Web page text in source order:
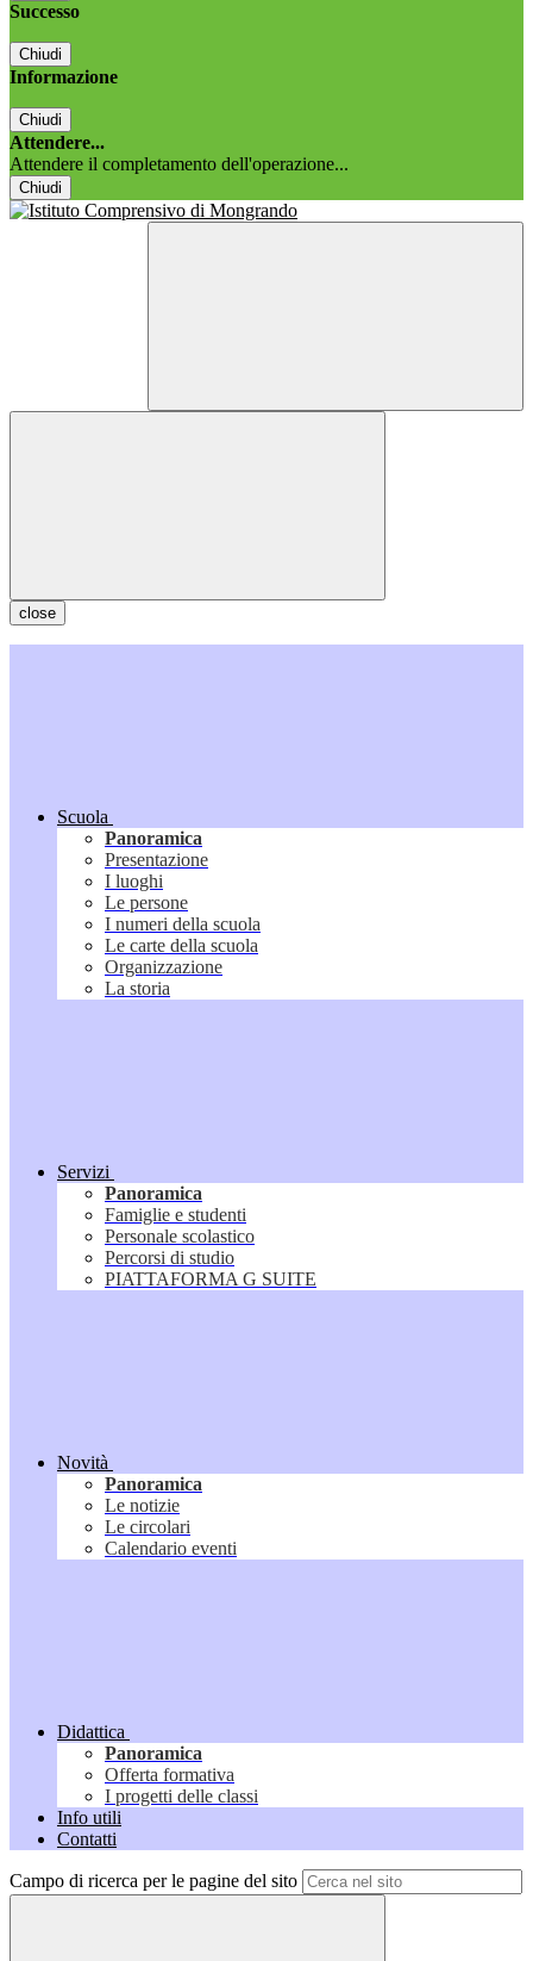
Successo
Chiudi
Informazione
Chiudi
Attendere...
Attendere il completamento dell'operazione...
Chiudi
close
Scuola
Panoramica
Presentazione
I luoghi
Le persone
I numeri della scuola
Le carte della scuola
Organizzazione
La storia
Servizi
Panoramica
Famiglie e studenti
Personale scolastico
Percorsi di studio
PIATTAFORMA G SUITE
Novità
Panoramica
Le notizie
Le circolari
Calendario eventi
Didattica
Panoramica
Offerta formativa
I progetti delle classi
Info utili
Contatti
Campo di ricerca per le pagine del sito